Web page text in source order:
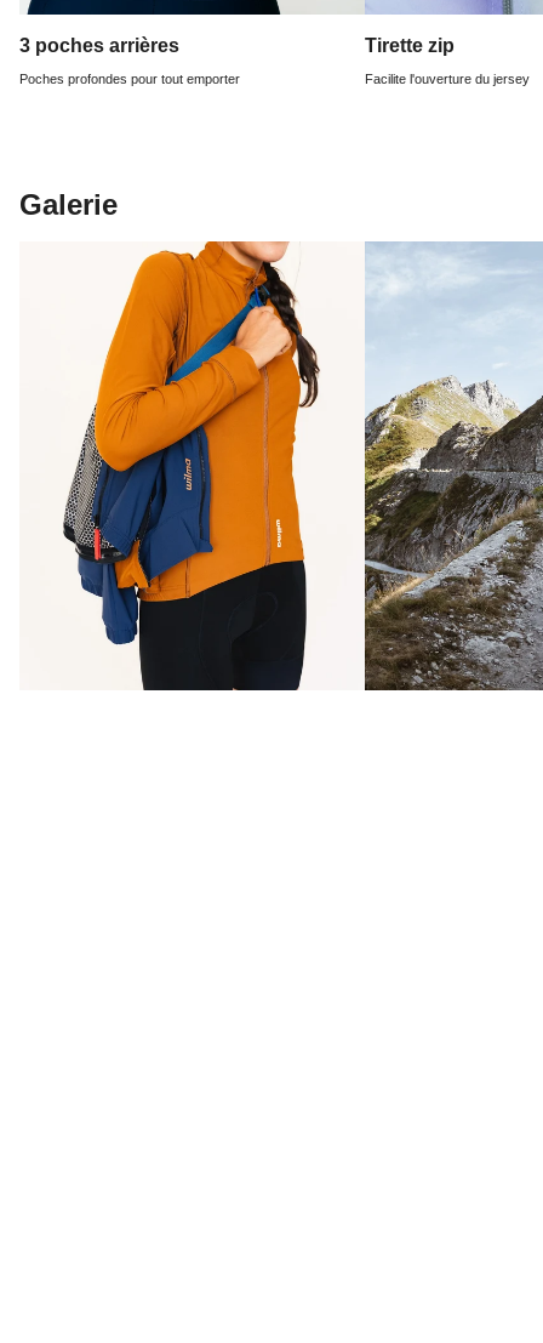
3 poches arrières
Poches profondes pour tout emporter
Tirette zip
Facilite l'ouverture du jersey
Galerie